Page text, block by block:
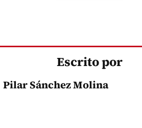
Escrito por
Pilar Sánchez Molina